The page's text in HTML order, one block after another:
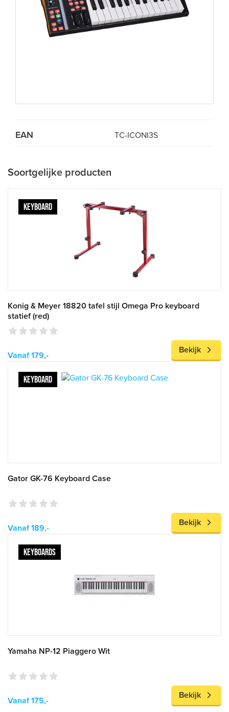
EAN TC-ICONI3S
Soortgelijke producten
KEYBOARD
Konig & Meyer 18820 tafel stijl Omega Pro keyboard
statief (red)
Vanaf 179,-
Bekijk
KEYBOARD
Gator GK-76 Keyboard Case
Vanaf 189,-
Bekijk
KEYBOARDS
Yamaha NP-12 Piaggero Wit
Vanaf 175,-
Bekijk